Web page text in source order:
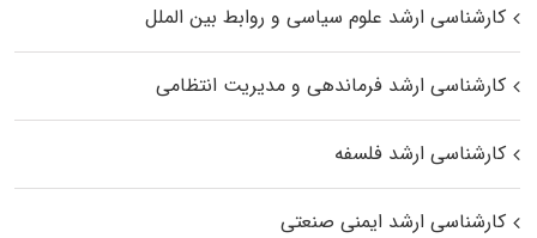
کارشناسی ارشد علوم سیاسی و روابط بین الملل
کارشناسی ارشد فرماندهی و مدیریت انتظامی
کارشناسی ارشد فلسفه
کارشناسی ارشد ایمنی صنعتی